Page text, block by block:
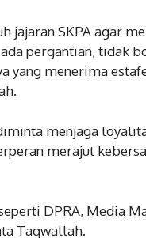
jajaran SKPA agar
pergantian, tidak
yang menerima
menjaga
merajut
DPRA, Media
Taqwallah.